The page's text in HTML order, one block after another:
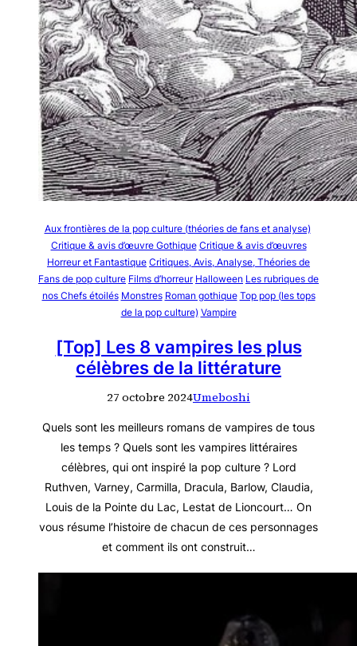
Aux frontières de la pop culture (théories de fans et analyse)
Critique & avis d’œuvre Gothique Critique & avis d’œuvres
Horreur et Fantastique Critiques, Avis, Analyse, Théories de
Fans de pop culture Films d’horreur Halloween Les rubriques de
nos Chefs étoilés Monstres Roman gothique Top pop (les tops
de la pop culture) Vampire
[Top] Les 8 vampires les plus
célèbres de la littérature
27 octobre 2024Umeboshi
Quels sont les meilleurs romans de vampires de tous
les temps ? Quels sont les vampires littéraires
célèbres, qui ont inspiré la pop culture ? Lord
Ruthven, Varney, Carmilla, Dracula, Barlow, Claudia,
Louis de la Pointe du Lac, Lestat de Lioncourt… On
vous résume l’histoire de chacun de ces personnages
et comment ils ont construit…